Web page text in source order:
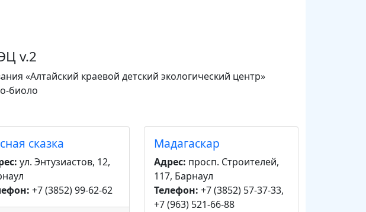
v.2
«Алтайский краевой детский экологический центр»
биоло
сказка
ул. Энтузиастов, 12,
+7 (3852) 99-62-62
Мадагаскар
Адрес: просп. Строителей,
117, Барнаул
Телефон: +7 (3852) 57-37-33,
+7 (963) 521-66-88